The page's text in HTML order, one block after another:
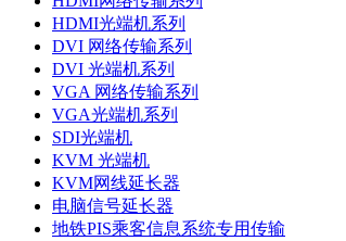
HDMI光端机系列
DVI 网络传输系列
DVI 光端机系列
VGA 网络传输系列
VGA光端机系列
SDI光端机
KVM 光端机
KVM网线延长器
电脑信号延长器
地铁PIS乘客信息系统专用传输